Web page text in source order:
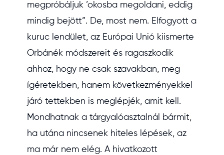
megpróbáljuk ’okosba megoldani, eddig
mindig bejött”. De, most nem. Elfogyott a
kuruc lendület, az Európai Unió kiismerte
Orbánék módszereit és ragaszkodik
ahhoz, hogy ne csak szavakban, meg
ígéretekben, hanem következményekkel
járó tettekben is meglépjék, amit kell.
Mondhatnak a tárgyalóasztalnál bármit,
ha utána nincsenek hiteles lépések, az
ma már nem elég. A hivatkozott